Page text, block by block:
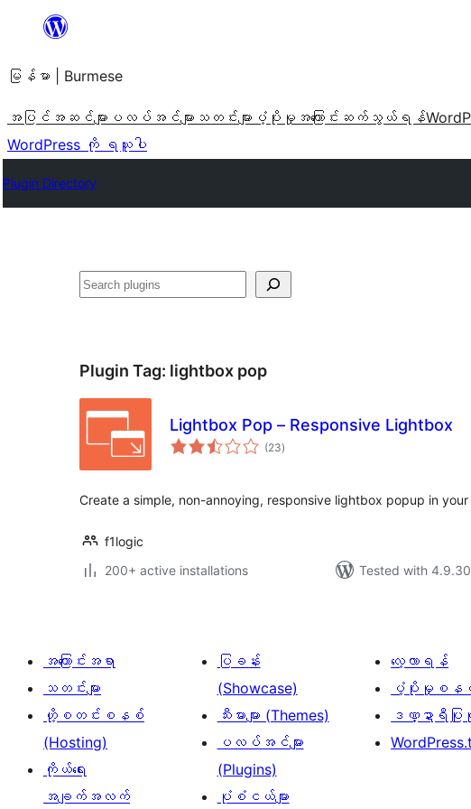
အကြောင်းအရာ
ကျော်သွား
ရန်
မြန်မာ | Burmese
အပြင်အဆင်များ ပလပ်အင်များ သတင်းများ ပံ့ပိုးမှု အကြောင်း ဆက်သွယ်ရန်
WordPress ကို ရယူပါ
Plugin Directory
ရှာ
Plugin Tag: lightbox pop
Lightbox Pop – Responsive Lightbox
(23total
ratings
)
Create a simple, non-annoying, responsive lightbox popup in
f1logic
200+ active installations
Tested with 4.9.30
အကြောင်းအရာ
သတင်းများ
ဟို့စတင်းစနစ်
(Hosting)
ကိုယ်ရေး
အချက်အလက်
ပြခန်း
(Showcase)
သီးမားများ (Themes)
ပလပ်အင်များ
(Plugins)
ပုံစံငယ်များ
လေ့လာရန်
ပံ့ပိုးမှုစန
ဒဏ္ဍာရီပြုစု